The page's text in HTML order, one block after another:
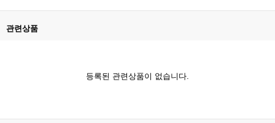
관련상품
등록된 관련상품이 없습니다.